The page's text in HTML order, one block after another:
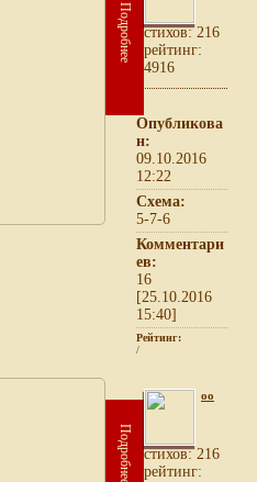
Подробнее
cтихов: 216
рейтинг:
4916
Опубликова
н:
09.10.2016
12:22
Схема:
5-7-6
Комментари
ев:
16
[25.10.2016
15:40]
Рейтинг:
/
Подробнее
oo
cтихов: 216
рейтинг: